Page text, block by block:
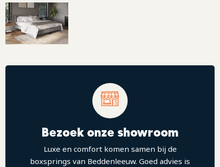
consument leveren en zelf ook jouw boxspring bezorgen
profiteer je van hele scherpe prijzen, snelle levertijden
en eindeloze mogelijkheden in het samenstellen van jouw
droom boxspring.
Harde bodem (ca. 20 cm hoog).
Hybrid flexfoam matras (ca. 16 cm hoog).
Glad decoratief hoofdbord.
Zwarte ronde pootjes.
Kijk voor meer informatie naar de specificaties.
Bezoek onze showroom
Luxe en comfort komen samen bij de
boxsprings van Beddenleeuw. Goed advies is